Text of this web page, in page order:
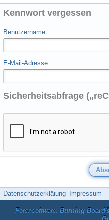
Kennwort vergessen
Benutzername
E-Mail-Adresse
Sicherheitsabfrage
Datenschutzerklärung Impressum
Forensoftware: Burning